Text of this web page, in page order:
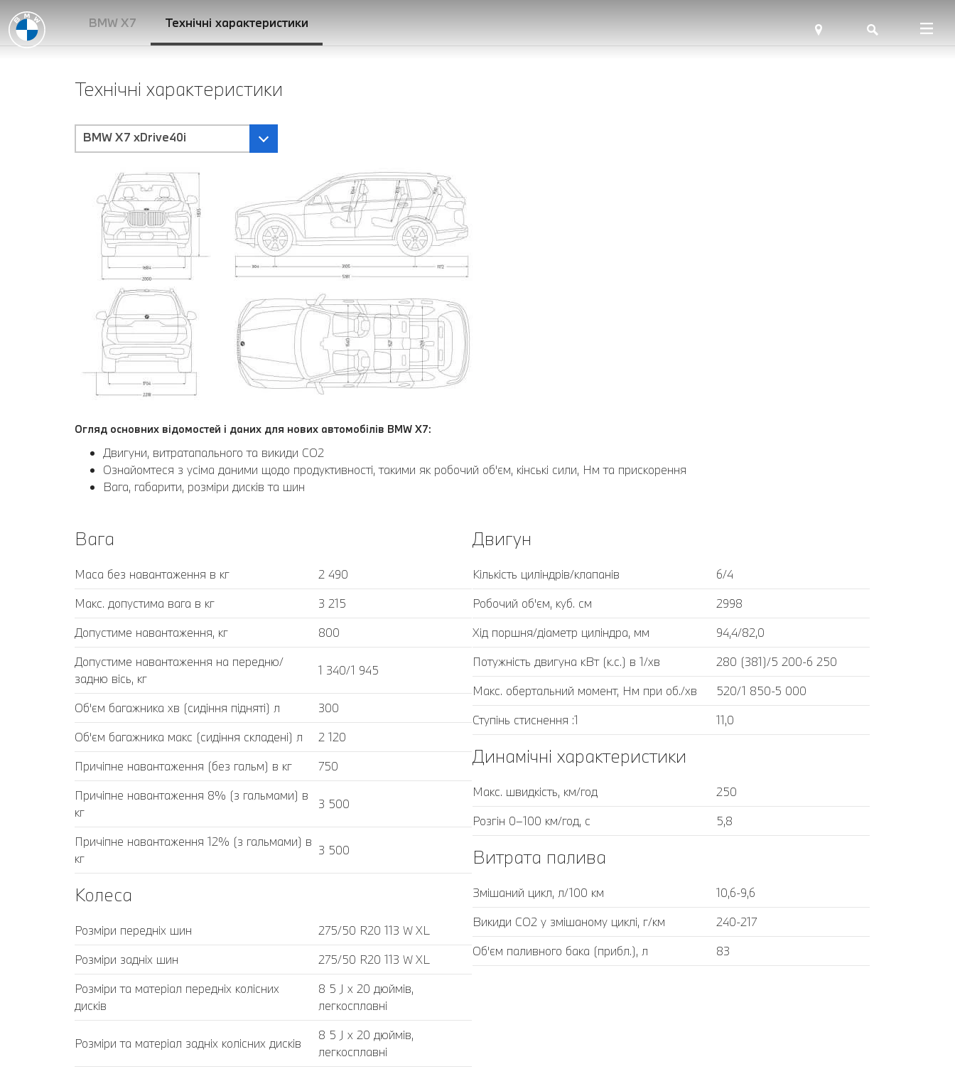
BMW X7 Технічні характеристики
Технічні характеристики
BMW X7 xDrive40i
Огляд основних відомостей і даних для нових автомобілів BMW Х7:
Двигуни, витратапального та викиди CO2
Ознайомтеся з усіма даними щодо продуктивності, такими як робочий об'єм, кінські сили, Нм та прискорення
Вага, габарити, розміри дисків та шин
Вага
Маса без навантаження в кг
2 490
Макс. допустима вага в кг
3 215
Допустиме навантаження, кг
800
Допустиме навантаження на передню/
задню вісь, кг
1 340/1 945
Об'єм багажника хв (сидіння підняті) л
300
Об'єм багажника макс (сидіння складені) л
2 120
Причіпне навантаження (без гальм) в кг
750
Причіпне навантаження 8% (з гальмами) в
кг
3 500
Причіпне навантаження 12% (з гальмами) в
кг
3 500
Колеса
Розміри передніх шин
275/50 R20 113 W XL
Розміри задніх шин
275/50 R20 113 W XL
Розміри та матеріал передніх колісних
дисків
8 5 J x 20 дюймів,
легкосплавні
Розміри та матеріал задніх колісних дисків
8 5 J x 20 дюймів,
легкосплавні
Двигун
Кількість циліндрів/клапанів
6/4
Робочий об'єм, куб. cм
2998
Хід поршня/діаметр циліндра, мм
94,4/82,0
Потужність двигуна кВт (к.с.) в 1/хв
280 (381)/5 200-6 250
Макс. обертальний момент, Нм при об./хв
520/1 850-5 000
Ступінь стиснення :1
11,0
Динамічні характеристики
Макс. швидкість, км/год
250
Розгін 0–100 км/год, с
5,8
Витрата палива
Змішаний цикл, л/100 км
10,6-9,6
Викиди CO2 у змішаному циклі, г/км
240-217
Об'єм паливного бака (прибл.), л
83